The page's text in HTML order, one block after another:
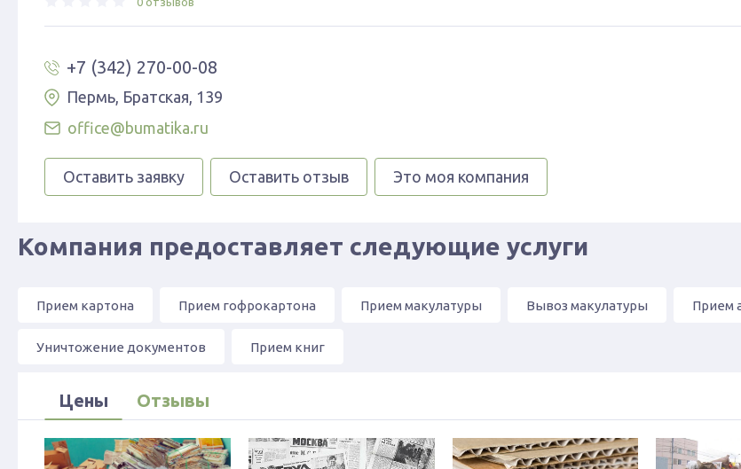
+7 (342) 270-00-08
Пермь, Братская, 139
office@bumatika.ru
Оставить заявку Оставить отзыв Это моя компания
Компания предоставляет следующие услуги
Прием картона Прием гофрокартона Прием макулатуры Вывоз макулатуры Прием
Уничтожение документов Прием книг
Цены Отзывы